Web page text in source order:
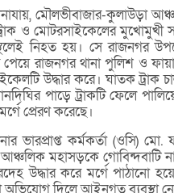
মৌলভীবাজার-কুলাউড়া
ও মোটরসাইকেলের মুখোমুখী
নিহত হয়। সে রাজনগর
রাজনগর থানা পুলিশ ও
উদ্ধার করে। ঘাতক ট্রাক
পাড়ে ট্রাকটি ফেলে
প্রেরণ করেছে।
ভারপ্রাপ্ত কর্মকর্তা (ওসি)
মহাসড়কে গোবিন্দবাটি
উদ্ধার করে মর্গে পাঠানো